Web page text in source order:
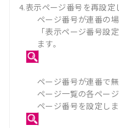
4.表示ページ番号を再設定
ページ番号が連番の
「表示ページ番号設
ます。
ページ番号が連番で
ページ一覧の各ペー
ページ番号を設定しま